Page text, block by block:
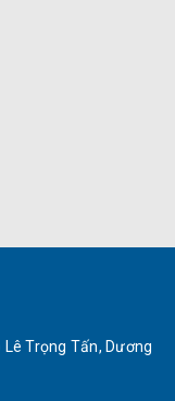
Lê Trọng Tấn, Dương